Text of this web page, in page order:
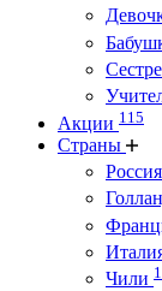
Сестре
Акции 115
Страны
Россия
Чили